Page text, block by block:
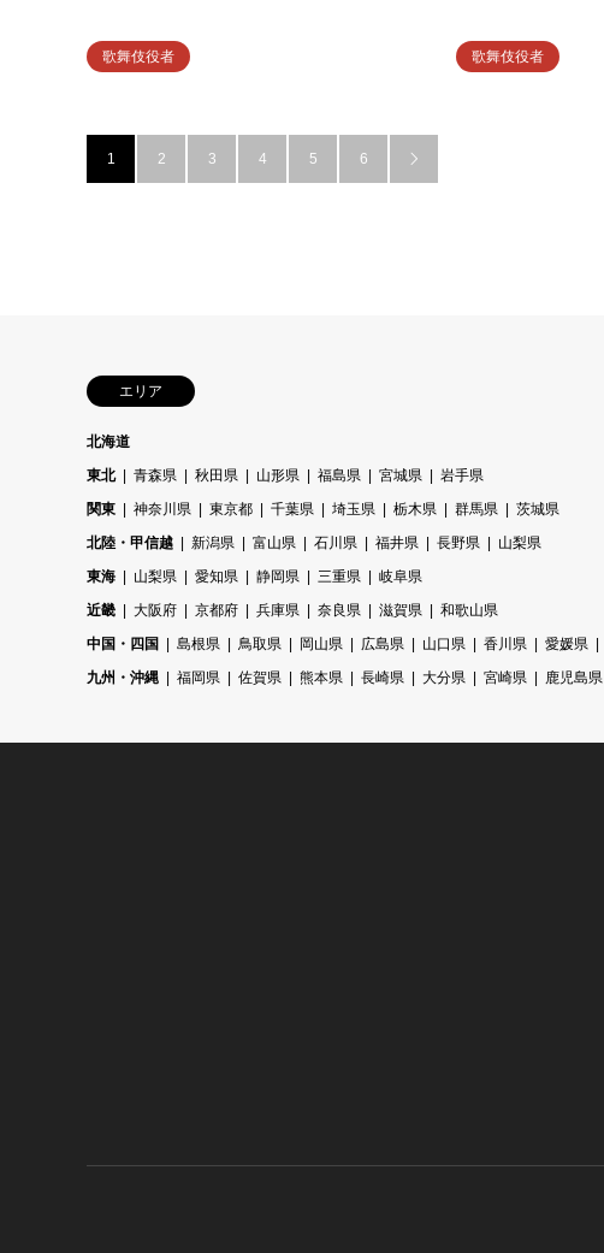
歌舞伎役者 歌舞伎役者
1 2 3 4 5 6 
エリア
北海道
東北
青森県 秋田県 山形県 福島県 宮城県
岩手県
関東
神奈川県 東京都 千葉県 埼玉県 栃木県 群馬県
茨城県
北陸・甲信越
新潟県 富山県 石川県 福井県 長野県
山梨県
東海
山梨県 愛知県 静岡県 三重県
岐阜県
近畿
大阪府 京都府 兵庫県 奈良県 滋賀県
和歌山県
中国・四国
島根県 鳥取県 岡山県 広島県 山口県 香川県 愛媛県
九州・沖縄
福岡県 佐賀県 熊本県 長崎県 大分県 宮崎県 鹿児島県